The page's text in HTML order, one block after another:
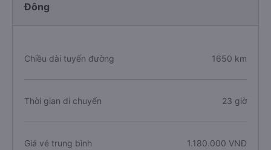
Đông
Chiều dài tuyến đường 1650 km
Thời gian di chuyển 23 giờ
Giá vé trung bình 1.180.000 VNĐ